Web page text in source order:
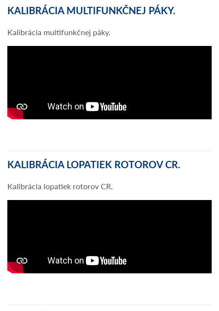
KALIBRÁCIA MULTIFUNKČNEJ PÁKY.
Kalibrácia multifunkčnej páky.
KALIBRÁCIA LOPATIEK ROTOROV CR.
Kalibrácia lopatiek rotorov CR.